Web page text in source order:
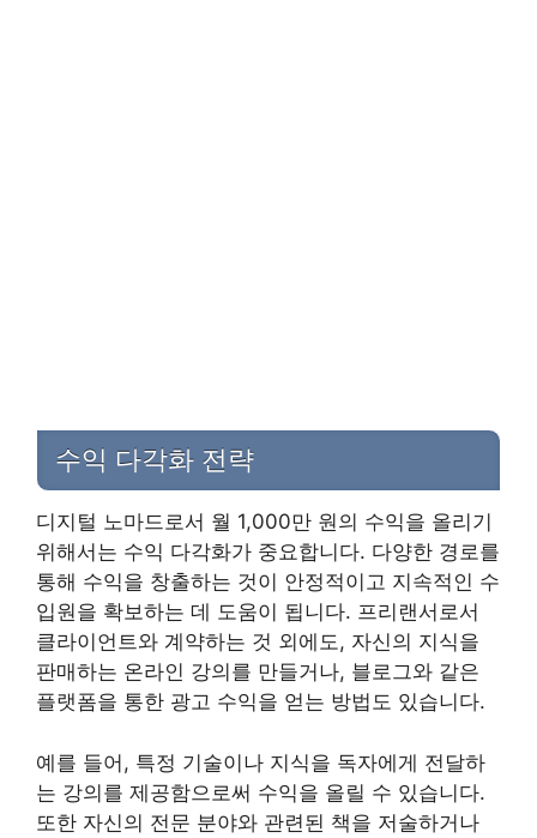
수익 다각화 전략
디지털 노마드로서 월 1,000만 원의 수익을 올리기
위해서는 수익 다각화가 중요합니다. 다양한 경로를
통해 수익을 창출하는 것이 안정적이고 지속적인 수
입원을 확보하는 데 도움이 됩니다. 프리랜서로서
클라이언트와 계약하는 것 외에도, 자신의 지식을
판매하는 온라인 강의를 만들거나, 블로그와 같은
플랫폼을 통한 광고 수익을 얻는 방법도 있습니다.
예를 들어, 특정 기술이나 지식을 독자에게 전달하
는 강의를 제공함으로써 수익을 올릴 수 있습니다.
또한 자신의 전문 분야와 관련된 책을 저술하거나